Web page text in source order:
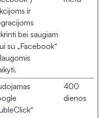
ir
bei saugiam
su „Facebook“
400
dienos